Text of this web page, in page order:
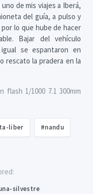
de mis viajes a Iberá,
del guía, a pulso y
lo que hube de hacer
Bajar del vehículo
se espantaron en
rescato la pradera en la
flash 1/1000 7.1 300mm
liber #nandu
silvestre